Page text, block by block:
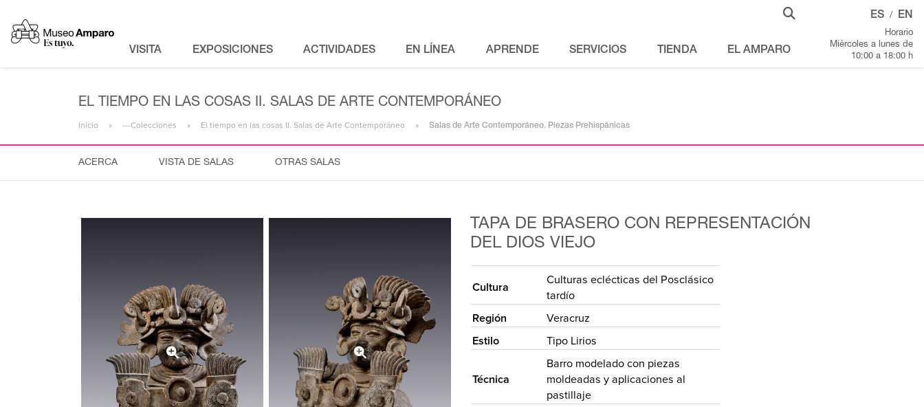
VISITA EXPOSICIONES ACTIVIDADES EN LÍNEA APRENDE SERVICIOS TIENDA EL AMPARO
ES / EN
Horario
Miércoles a lunes de
10:00 a 18:00 h
EL TIEMPO EN LAS COSAS II. SALAS DE ARTE CONTEMPORÁNEO
Inicio ---Colecciones El tiempo en las cosas II. Salas de Arte Contemporáneo Salas de Arte Contemporáneo. Piezas Prehispánicas
ACERCA VISTA DE SALAS OTRAS SALAS
TAPA DE BRASERO CON REPRESENTACIÓN
DEL DIOS VIEJO
Cultura
Culturas eclécticas del Posclásico
tardío
Región
Veracruz
Estilo
Tipo Lirios
Técnica
Barro modelado con piezas
moldeadas y aplicaciones al
pastillaje